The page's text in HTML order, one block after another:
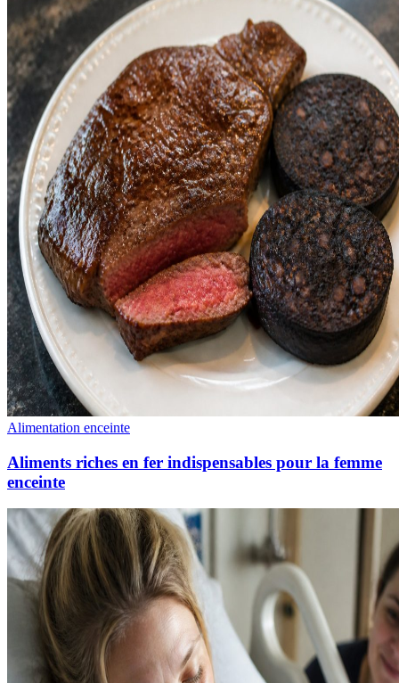
Alimentation enceinte
Aliments riches en fer indispensables pour la femme
enceinte